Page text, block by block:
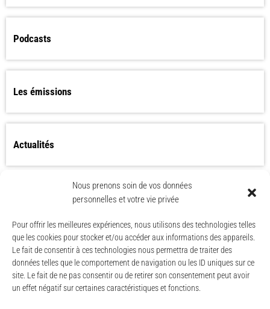
Nous prenons soin de vos données
personnelles et votre vie privée
Pour offrir les meilleures expériences, nous utilisons des technologies telles
que les cookies pour stocker et/ou accéder aux informations des appareils.
Le fait de consentir à ces technologies nous permettra de traiter des
données telles que le comportement de navigation ou les ID uniques sur ce
site. Le fait de ne pas consentir ou de retirer son consentement peut avoir
un effet négatif sur certaines caractéristiques et fonctions.
Podcasts
Les émissions
Actualités
Les Worlds Apart bientôt de retour ?
© CAESE - 2024/2026